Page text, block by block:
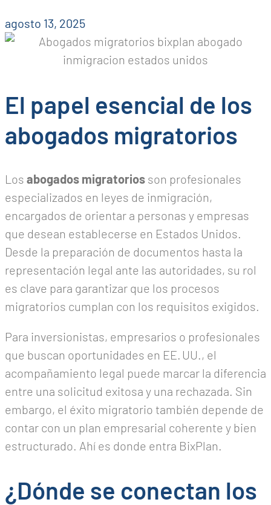
agosto 13, 2025
El papel esencial de los
abogados migratorios
Los abogados migratorios son profesionales
especializados en leyes de inmigración,
encargados de orientar a personas y empresas
que desean establecerse en Estados Unidos.
Desde la preparación de documentos hasta la
representación legal ante las autoridades, su rol
es clave para garantizar que los procesos
migratorios cumplan con los requisitos exigidos.
Para inversionistas, empresarios o profesionales
que buscan oportunidades en EE. UU., el
acompañamiento legal puede marcar la diferencia
entre una solicitud exitosa y una rechazada. Sin
embargo, el éxito migratorio también depende de
contar con un plan empresarial coherente y bien
estructurado. Ahí es donde entra BixPlan.
¿Dónde se conectan los